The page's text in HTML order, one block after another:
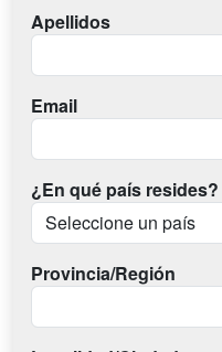
Apellidos
Email
¿En qué país resides?
Provincia/Región